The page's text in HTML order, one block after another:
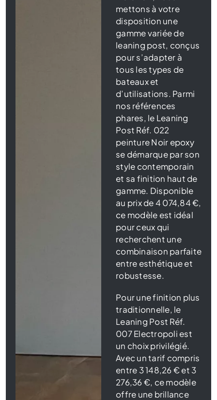
mettons à votre
disposition une
gamme variée de
leaning post, conçus
pour s’adapter à
tous les types de
bateaux et
d’utilisations. Parmi
nos références
phares, le Leaning
Post Réf. 022
peinture Noir epoxy
se démarque par son
style contemporain
et sa finition haut de
gamme. Disponible
au prix de 4 074,84 €,
ce modèle est idéal
pour ceux qui
recherchent une
combinaison parfaite
entre esthétique et
robustesse.
Pour une finition plus
traditionnelle, le
Leaning Post Réf.
007 Electropoli est
un choix privilégié.
Avec un tarif compris
entre 3 148,26 € et 3
276,36 €, ce modèle
offre une brillance